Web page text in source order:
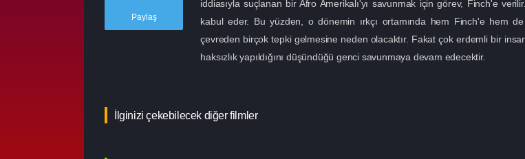
Paylaş
iddiasıyla suçlanan bir Afro Amerikalı'yı savunmak için görev, Finch'e
kabul eder. Bu yüzden, o dönemin ırkçı ortamında hem Finch'e hem de
çevreden birçok tepki gelmesine neden olacaktır. Fakat çok erdemli bir
haksızlık yapıldığını düşündüğü genci savunmaya devam edecektir.
İlginizi çekebilecek diğer filmler